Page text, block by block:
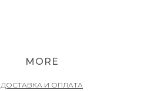
MORE
ДОСТАВКА И ОПЛАТА